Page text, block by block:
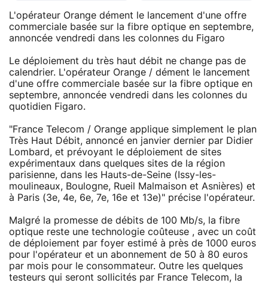
L'opérateur Orange dément le lancement d'une offre
commerciale basée sur la fibre optique en septembre,
annoncée vendredi dans les colonnes du Figaro
Le déploiement du très haut débit ne change pas de
calendrier. L'opérateur Orange / dément le lancement
d'une offre commerciale basée sur la fibre optique en
septembre, annoncée vendredi dans les colonnes du
quotidien Figaro.
"France Telecom / Orange applique simplement le plan
Très Haut Débit, annoncé en janvier dernier par Didier
Lombard, et prévoyant le déploiement de sites
expérimentaux dans quelques sites de la région
parisienne, dans les Hauts-de-Seine (Issy-les-
moulineaux, Boulogne, Rueil Malmaison et Asnières) et
à Paris (3e, 4e, 6e, 7e, 16e et 13e)" précise l'opérateur.
Malgré la promesse de débits de 100 Mb/s, la fibre
optique reste une technologie coûteuse , avec un coût
de déploiement par foyer estimé à près de 1000 euros
pour l'opérateur et un abonnement de 50 à 80 euros
par mois pour le consommateur. Outre les quelques
testeurs qui seront sollicités par France Telecom, la